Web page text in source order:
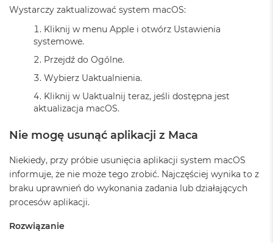
A
i
r
3
2
B
A
M
W
d
ł
u
g
p
j
e
Wystarczy zaktualizować system macOS:
Kliknij w menu Apple i otwórz Ustawienia
systemowe.
Przejdź do Ogólne.
Wybierz Uaktualnienia.
Kliknij w Uaktualnij teraz, jeśli dostępna jest
aktualizacja macOS.
Nie mogę usunąć aplikacji z Maca
Niekiedy, przy próbie usunięcia aplikacji system macOS
informuje, że nie może tego zrobić. Najczęściej wynika to z
braku uprawnień do wykonania zadania lub działających
procesów aplikacji.
Rozwiązanie